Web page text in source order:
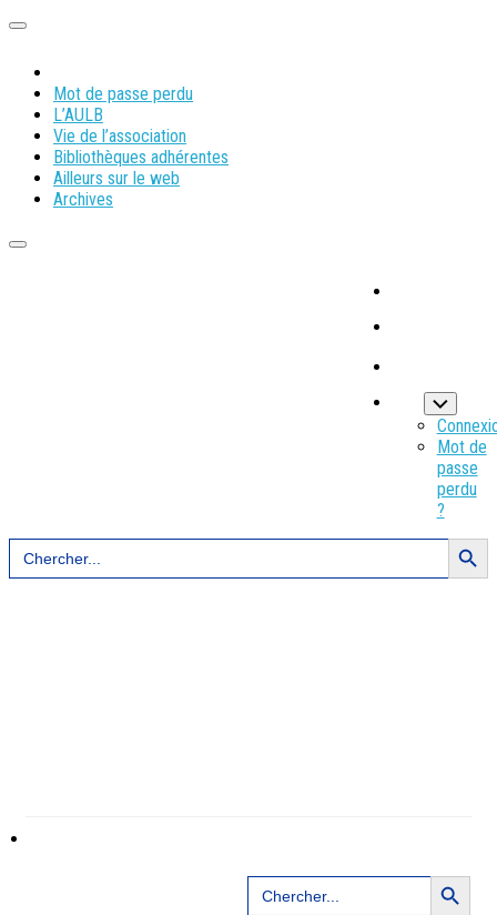
Mot de passe perdu
L’AULB
Vie de l’association
Bibliothèques adhérentes
Ailleurs sur le web
Archives
Mot de
passe
perdu
?
Search
for:
Search Button
Search
for:
Search Button